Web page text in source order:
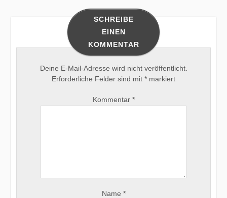
SCHREIBE
EINEN
KOMMENTAR
Deine E-Mail-Adresse wird nicht veröffentlicht.
Erforderliche Felder sind mit * markiert
Kommentar *
Name *